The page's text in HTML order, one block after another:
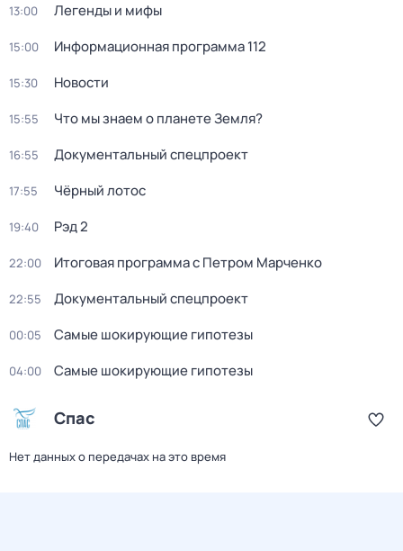
13:00 Легенды и мифы
15:00 Информационная программа 112
15:30 Новости
15:55 Что мы знаем о планете Земля?
16:55 Документальный спецпроект
17:55 Чёрный лотос
19:40 Рэд 2
22:00 Итоговая программа с Петром Марченко
22:55 Документальный спецпроект
00:05 Самые шoкиpующие гипотезы
04:00 Самые шoкиpующие гипотезы
Спас
Нет данных о передачах на это время